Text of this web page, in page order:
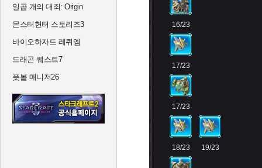
일곱 개의 대죄: Origin
몬스터헌터 스토리즈3
바이오하자드 레퀴엠
드래곤 퀘스트7
풋볼 매니저26
16/23
17/23
17/23
18/23 19/23